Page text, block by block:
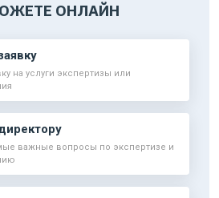
ОНЛАЙН
на услуги экспертизы или
важные вопросы по экспертизе и